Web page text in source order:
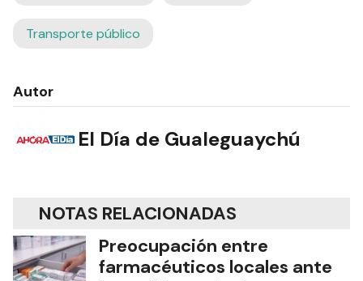
Transporte público
Autor
El Día de Gualeguaychú
NOTAS RELACIONADAS
Preocupación entre
farmacéuticos locales ante